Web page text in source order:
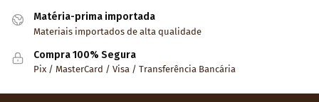
Matéria-prima importada
Materiais importados de alta qualidade
Compra 100% Segura
Pix / MasterCard / Visa / Transferência Bancária